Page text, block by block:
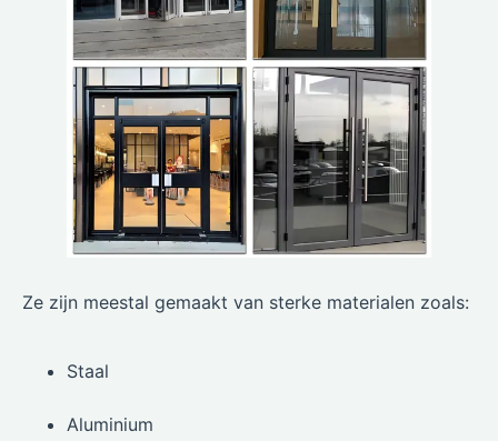
Ze zijn meestal gemaakt van sterke materialen zoals:
Staal
Aluminium